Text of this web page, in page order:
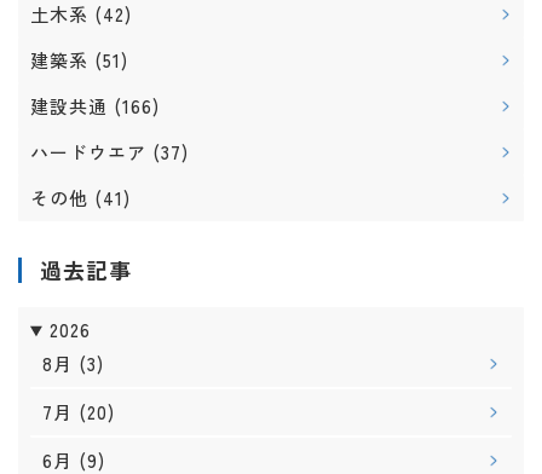
土木系 (42)
建築系 (51)
建設共通 (166)
ハードウエア (37)
その他 (41)
過去記事
2026
8月 (3)
7月 (20)
6月 (9)